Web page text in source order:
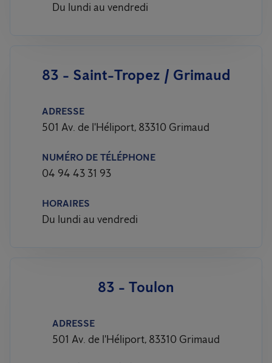
Du lundi au vendredi
83 - Saint-Tropez / Grimaud
ADRESSE
501 Av. de l'Héliport, 83310 Grimaud
NUMÉRO DE TÉLÉPHONE
04 94 43 31 93
HORAIRES
Du lundi au vendredi
83 - Toulon
ADRESSE
501 Av. de l'Héliport, 83310 Grimaud